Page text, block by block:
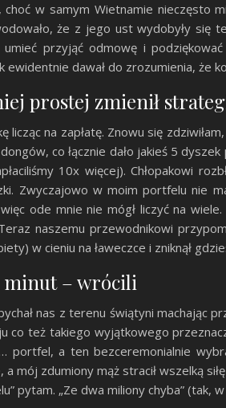
choć w samym Wietnamie nieczęsto
że z jego ust wydobyły się
przyjąć odmowę i
ewidentnie dawał do zrozumienia, że
prostej zmienił
licząc na zapłatę. Znowu się
co łącznie dało jakieś 5
10x więcej). Chłopakowi
Zwyczajowo w moim portfelu nie
ode mnie nie mógł liczyć na
naszemu przewodnikowi
w cieniu na ławeczce i zniknął
minut – wrócili
nas z terenu świątyni machając
co też takiego wyjątkowego
portfel, a ten bezceremonialnie
mój zdumiony mąż stracił wszelką
pytam. „Ze dwa miliony chyba” (tak,